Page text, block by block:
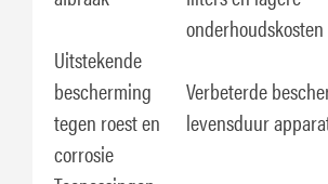
onderhoudskosten
Uitstekende
bescherming
tegen roest en
corrosie
Verbeterde
levensduur